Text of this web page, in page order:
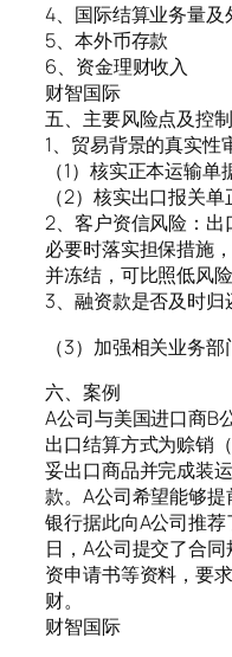
4、国际结算业务量及
5、本外币存款
6、资金理财收入
财智国际
五、主要风险点及控
1、贸易背景的真实性
（1）核实正本运输单
（2）核实出口报关
2、客户资信风险：出
必要时落实担保措施
并冻结，可比照低风
3、融资款是否及时归
（3）加强相关业务部
六、案例
A公司与美国进口商B
出口结算方式为赊销
妥出口商品并完成装
款。A公司希望能够
银行据此向A公司推荐
日，A公司提交了合
资申请书等资料，要
财。
财智国际